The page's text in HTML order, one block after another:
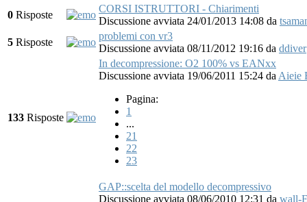
0 Risposte
CORSI ISTRUTTORI - Chiarimenti
Discussione avviata 24/01/2013 14:08 da
5 Risposte
problemi con vr3
Discussione avviata 08/11/2012 19:16 da ddiver
133 Risposte
In decompressione: O2 100% vs EANxx
Discussione avviata 19/06/2011 15:24 da Aieie
Pagina:
1
...
21
22
23
GAP::scelta del modello decompressivo
Discussione avviata 08/06/2010 12:31 da wall-